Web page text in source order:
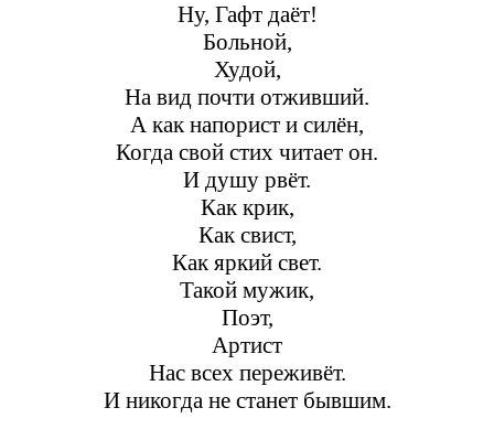
Ну, Гафт даёт!
Больной,
Худой,
На вид почти отживший.
А как напорист и силён,
Когда свой стих читает он.
И душу рвёт.
Как крик,
Как свист,
Как яркий свет.
Такой мужик,
Поэт,
Артист
Нас всех переживёт.
И никогда не станет бывшим.